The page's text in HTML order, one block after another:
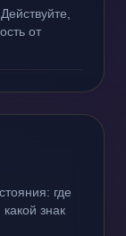
от
где
знак